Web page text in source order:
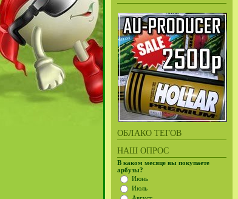
ОБЛАКО ТЕГОВ
НАШ ОПРОС
В каком месяце вы покупаете
арбузы?
Июнь
Июль